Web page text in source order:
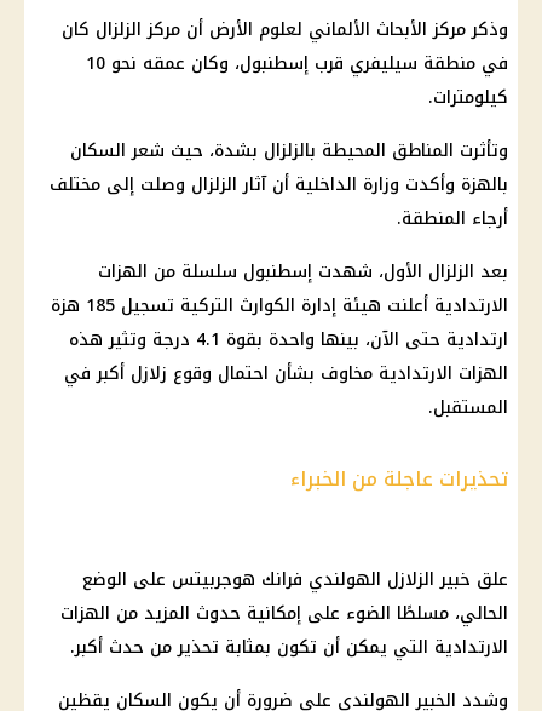
وذكر مركز الأبحاث الألماني لعلوم الأرض أن مركز الزلزال كان
في منطقة سيليفري قرب إسطنبول، وكان عمقه نحو 10
كيلومترات.
وتأثرت المناطق المحيطة بالزلزال بشدة، حيث شعر السكان
بالهزة وأكدت وزارة الداخلية أن آثار الزلزال وصلت إلى مختلف
أرجاء المنطقة.
بعد الزلزال الأول، شهدت إسطنبول سلسلة من الهزات
الارتدادية أعلنت هيئة إدارة الكوارث التركية تسجيل 185 هزة
ارتدادية حتى الآن، بينها واحدة بقوة 4.1 درجة وتثير هذه
الهزات الارتدادية مخاوف بشأن احتمال وقوع زلازل أكبر في
المستقبل.
تحذيرات عاجلة من الخبراء
علق خبير الزلازل الهولندي فرانك هوجربيتس على الوضع
الحالي، مسلطًا الضوء على إمكانية حدوث المزيد من الهزات
الارتدادية التي يمكن أن تكون بمثابة تحذير من حدث أكبر.
وشدد الخبير الهولندي على ضرورة أن يكون السكان يقظين